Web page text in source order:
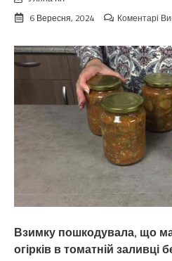
6 Вересня, 2024
Коментарі
Взимку пошкодувала, що
огірків в томатній заливці